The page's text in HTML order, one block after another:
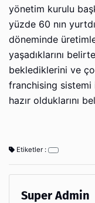
yönetim kurulu
yüzde 60 nın
döneminde
yaşadıklarını
beklediklerini ve
franchising
hazır olduklarını
Etiketler :
Super Admin